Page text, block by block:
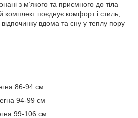
з м’якого та приємного до тіла
поєднує комфорт і стиль,
відпочинку вдома та сну у теплу пору
86-94 см
94-99 см
99-106 см